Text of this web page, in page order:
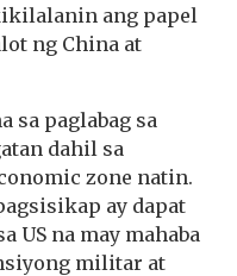
ang papel
ng China at
sa paglabag sa
dahil sa
zone natin.
ay dapat
US na may mahaba
militar at